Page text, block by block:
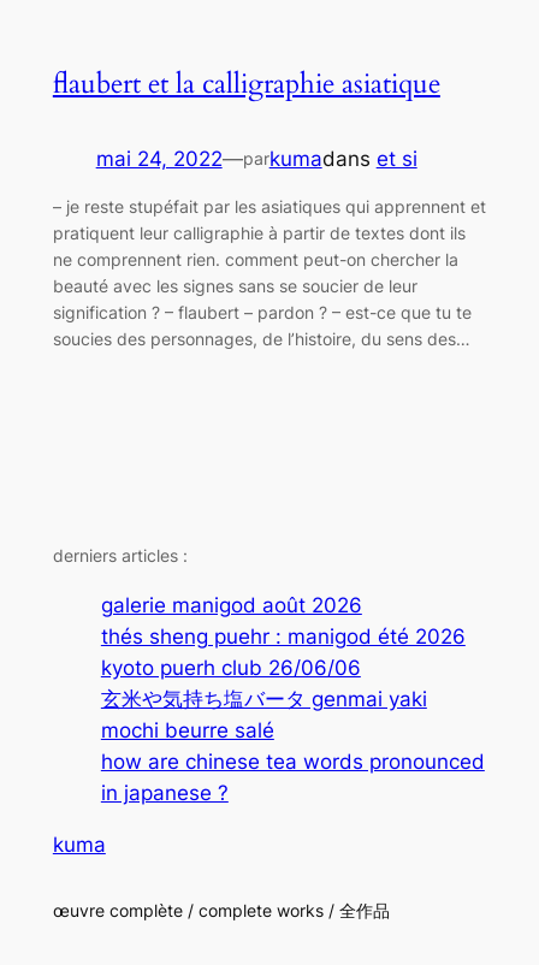
flaubert et la calligraphie asiatique
mai 24, 2022—parkumadans et si
– je reste stupéfait par les asiatiques qui apprennent et
pratiquent leur calligraphie à partir de textes dont ils
ne comprennent rien. comment peut-on chercher la
beauté avec les signes sans se soucier de leur
signification ? – flaubert – pardon ? – est-ce que tu te
soucies des personnages, de l’histoire, du sens des…
derniers articles :
galerie manigod août 2026
thés sheng puehr : manigod été 2026
kyoto puerh club 26/06/06
玄米や気持ち塩バータ genmai yaki
mochi beurre salé
how are chinese tea words pronounced
in japanese ?
kuma
œuvre complète / complete works / 全作品